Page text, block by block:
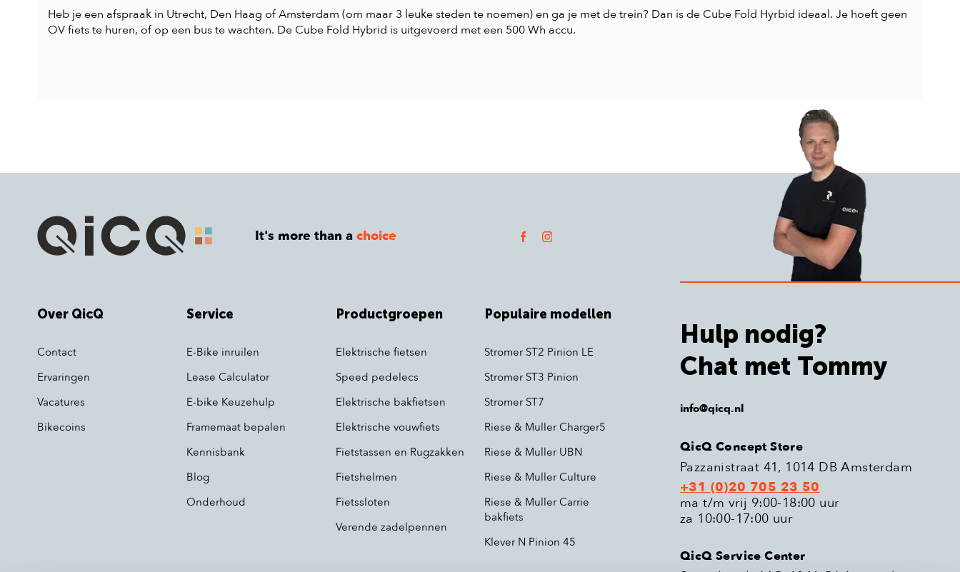
Heb je een afspraak in Utrecht, Den Haag of Amsterdam (om maar 3 leuke steden te noemen) en ga je met de trein? Dan is de Cube Fold Hyrbid ideaal. Je hoeft geen
OV fiets te huren, of op een bus te wachten. De Cube Fold Hybrid is uitgevoerd met een 500 Wh accu.
It's more than achoice
Over QicQ
Contact
Ervaringen
Vacatures
Bikecoins
Service
E-Bike inruilen
Lease Calculator
E-bike Keuzehulp
Framemaat bepalen
Kennisbank
Blog
Onderhoud
Productgroepen
Elektrische fietsen
Speed pedelecs
Elektrische bakfietsen
Elektrische vouwfiets
Fietstassen en Rugzakken
Fietshelmen
Fietssloten
Verende zadelpennen
Populaire modellen
Stromer ST2 Pinion LE
Stromer ST3 Pinion
Stromer ST7
Riese & Muller Charger5
Riese & Muller UBN
Riese & Muller Culture
Riese & Muller Carrie
bakfiets
Klever N Pinion 45
Hulp nodig?
Chat met Tommy
info@qicq.nl
QicQ Concept Store
Pazzanistraat 41, 1014 DB Amsterdam
+31 (0)20 705 23 50
ma t/m vrij 9:00-18:00 uur
za 10:00-17:00 uur
QicQ Service Center